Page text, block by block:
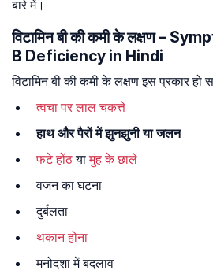
बारे में।
विटामिन बी की कमी के लक्षण –
B Deficiency in Hindi
विटामिन बी की कमी के लक्षण इस प्रकार हो
त्वचा पर लाल चकत्ते
हाथ और पैरों में झुनझुनी या जलन
फटे होंठयामुंह के छाले
वजन का घटना
दुर्बलता
थकान होना
मनोदशा में बदलाव